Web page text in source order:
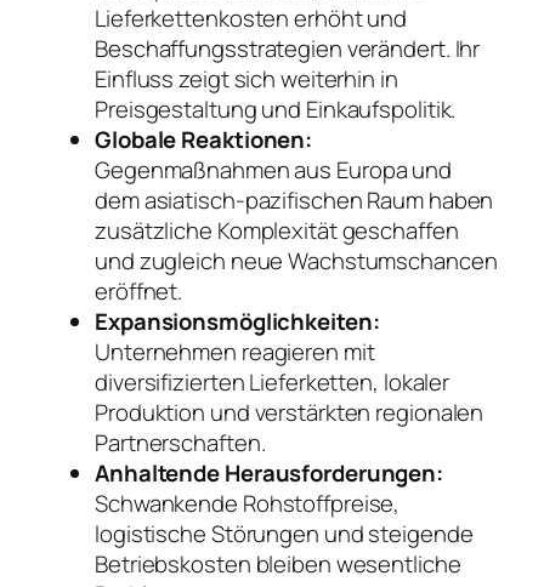
Lieferkettenkosten erhöht und
Beschaffungsstrategien verändert. Ihr
Einfluss zeigt sich weiterhin in
Preisgestaltung und Einkaufspolitik.
Globale Reaktionen:
Gegenmaßnahmen aus Europa und
dem asiatisch-pazifischen Raum haben
zusätzliche Komplexität geschaffen
und zugleich neue Wachstumschancen
eröffnet.
Expansionsmöglichkeiten:
Unternehmen reagieren mit
diversifizierten Lieferketten, lokaler
Produktion und verstärkten regionalen
Partnerschaften.
Anhaltende Herausforderungen:
Schwankende Rohstoffpreise,
logistische Störungen und steigende
Betriebskosten bleiben wesentliche